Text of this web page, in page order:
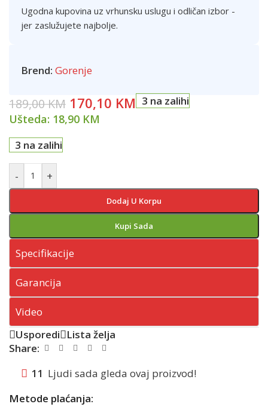
Ugodna kupovina uz vrhunsku uslugu i odličan izbor -
jer zaslužujete najbolje.
Brend: Gorenje
189,00KM 170,10 KM 3 na zalihi
Ušteda: 18,90 KM
3 na zalihi
- +
Dodaj U Korpu
Kupi Sada
Specifikacije
Garancija
Video
Usporedi
Lista želja
Share:
11 Ljudi sada gleda ovaj proizvod!
Metode plaćanja: